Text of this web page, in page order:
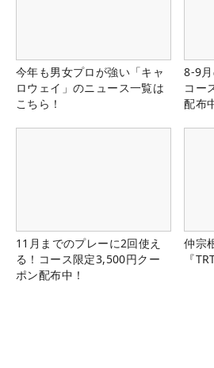
今年も男女プロが強い「キャ
ロウェイ」のニュース一覧は
こちら！
8-9
コー
配布
11月までのプレーに2回使え
る！コース限定3,500円クー
ポン配布中！
仲宗
『